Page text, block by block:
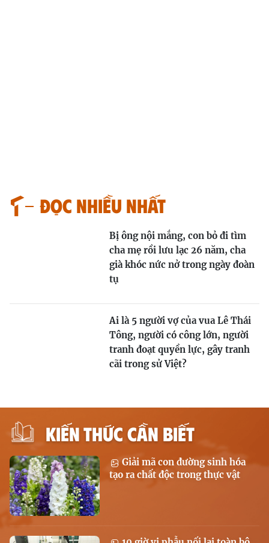
Đọc nhiều nhất
Bị ông nội mắng, con bỏ đi tìm
cha mẹ rồi lưu lạc 26 năm, cha
già khóc nức nở trong ngày đoàn
tụ
Ai là 5 người vợ của vua Lê Thái
Tông, người có công lớn, người
tranh đoạt quyền lực, gây tranh
cãi trong sử Việt?
KIẾN THỨC CẦN BIẾT
Giải mã con đường sinh hóa
tạo ra chất độc trong thực vật